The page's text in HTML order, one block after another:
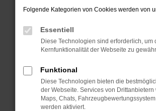
Prüfe deine
können das Laden bestimmter
verhindern. Funktioniert die Seite
anderen Browser oder in einem
Starte dein Gerät neu.
Das kann manchmal helfen,
Probleme zu beheben.
Folgende Kategorien von Cookies werden von
Essentiell
Diese Technologien sind erforderlich, um
Kernfunktionalität der Webseite zu
Funktional
Diese Technologien bieten die
der Webseite. Services von Drittanbietern
Maps, Chats,
werden aktiviert.